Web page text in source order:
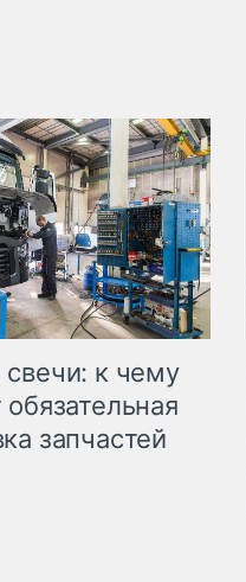
к чему
запчастей